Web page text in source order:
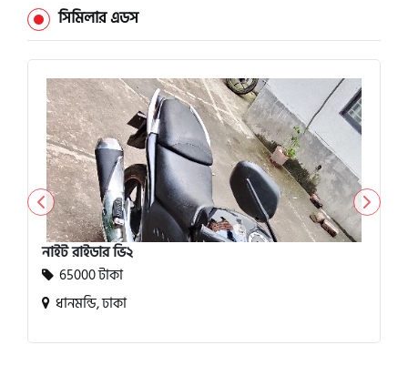
সিমিলার এডস
নাইট রাইডার ভি২
65000 টাকা
ধানমন্ডি, ঢাকা